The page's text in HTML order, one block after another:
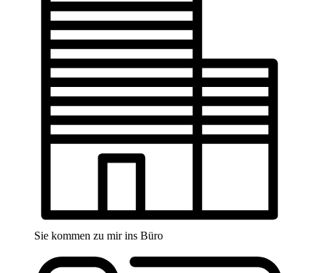
Sie kommen zu mir ins Büro